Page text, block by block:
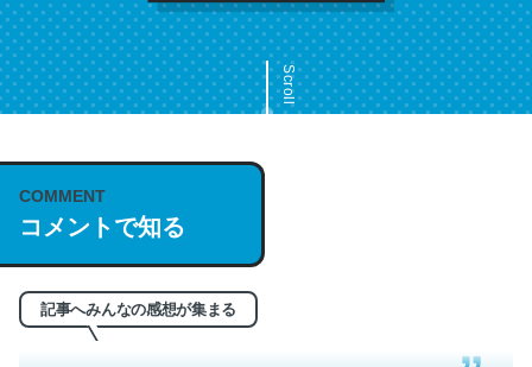
Scroll
COMMENT
コメントで知る
記事へみんなの感想が集まる
これは名文。彼はとてもクレバーなんだろうなと凄く思
─今のこの状況が信じられるかい？ by ラーズ・ヌートバー